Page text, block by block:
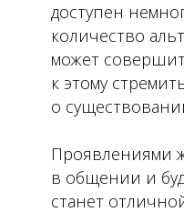
доступен
количество
может
к этому
о
Проявлениями
в общении и
станет